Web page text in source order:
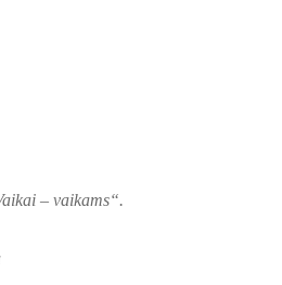
– vaikams“.